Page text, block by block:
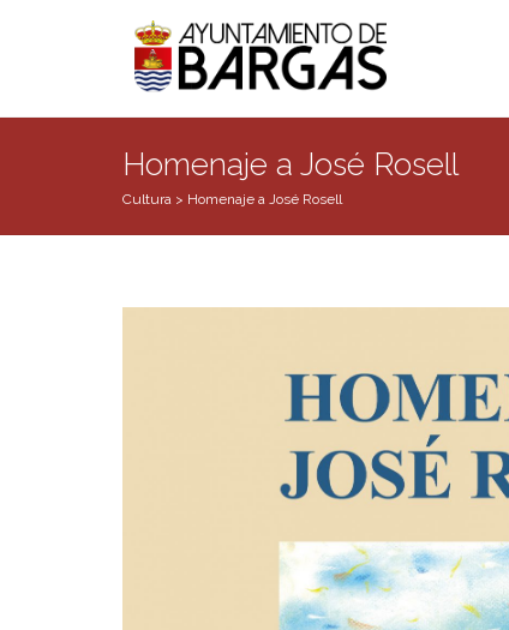
Homenaje a José Rosell
Cultura > Homenaje a José Rosell